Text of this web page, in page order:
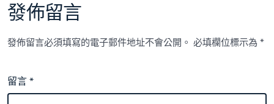
發佈留言
發佈留言必須填寫的電子郵件地址不會公開。 必填欄位標示為*
留言*